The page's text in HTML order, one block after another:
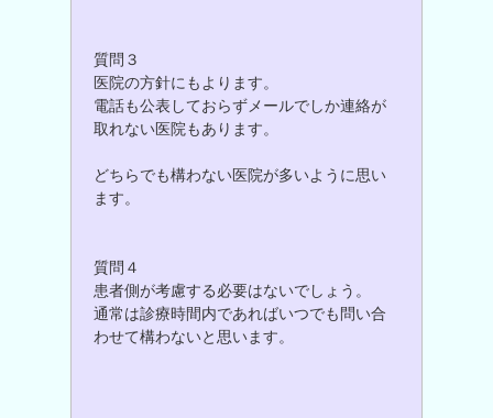
質問３
医院の方針にもよります。
電話も公表しておらずメールでしか連絡が
取れない医院もあります。
どちらでも構わない医院が多いように思い
ます。
質問４
患者側が考慮する必要はないでしょう。
通常は診療時間内であればいつでも問い合
わせて構わないと思います。